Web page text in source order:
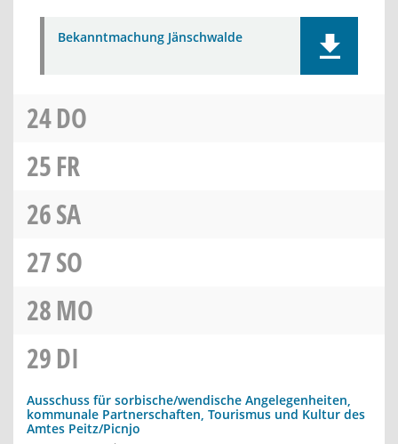
Bekanntmachung Jänschwalde
24DO
25FR
26SA
27SO
28MO
29DI
Ausschuss für sorbische/wendische Angelegenheiten,
kommunale Partnerschaften, Tourismus und Kultur des
Amtes Peitz/Picnjo